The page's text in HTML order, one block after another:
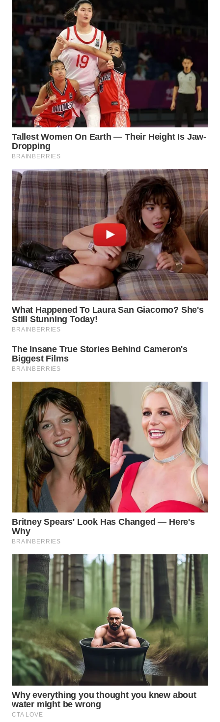
WN
NUSANTARA
WN
JOGJA
WN
JATIM
WN
BALI
WN
KALBAR
WN
KALTENG
WN
KALTARA
WN
KALSEL
WN
KALTIM
SULSEL
GORONTALO
WN
SULUT
WN
MALUKU
WN
MALUT
WN
DAIRI
WN
DANAU
TOBA
WN
WN
LANGKAT
WN
TAPANULI
SELATAN